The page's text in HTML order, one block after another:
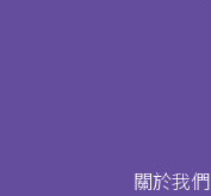
關於我們